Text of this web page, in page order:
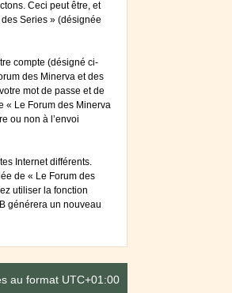
Ceci peut être, et
Series » (désignée
compte (désigné ci-
des Minerva et des
mot de passe et de
« Le Forum des Minerva
ou non à l’envoi
Internet différents.
de « Le Forum des
utiliser la fonction
générera un nouveau
au format UTC+01:00